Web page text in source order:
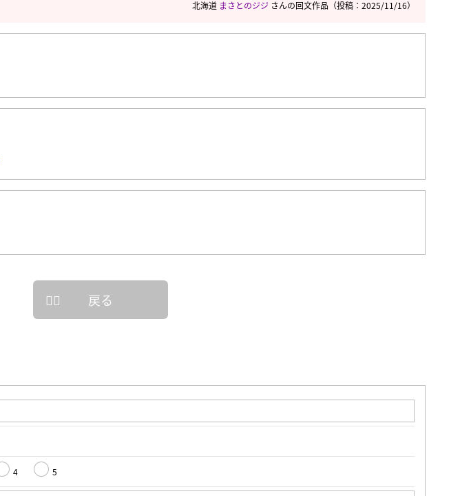
北海道 まさとのジジ さんの回文作品 （投稿：2025/11/16）
戻る
4 5